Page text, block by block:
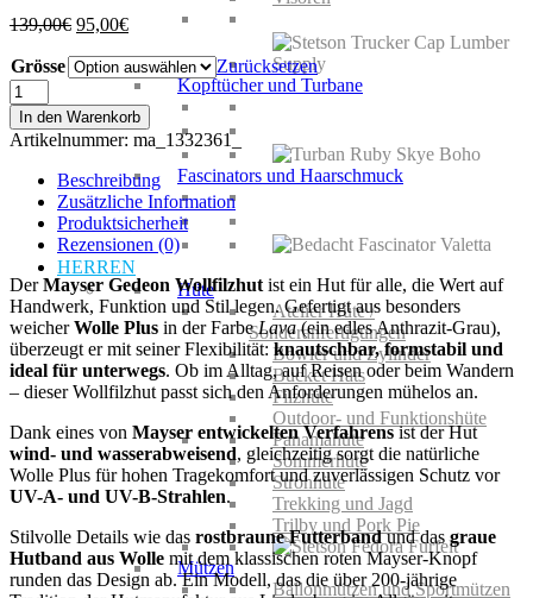
Kopftücher und Turbane
Fascinators und Haarschmuck
HERREN
Hüte
Atelier Hüte /
Sonderanfertigungen
Bowler und Zylinder
Bucket Hats
Filzhüte
Outdoor- und Funktionshüte
Panamahüte
Sommerhüte
Strohhüte
Trekking und Jagd
Trilby und Pork Pie
Mützen
Ballonmützen und Sportmützen
139,00€ Ursprünglicher
war:
139,00€
95,00€Aktueller
ist:
95,00€.
Grösse
Zurücksetzen
Mayser
Gedeon
Wollfilzhut
Menge
In den Warenkorb
Artikelnummer: ma_1332361_
Beschreibung
Zusätzliche Information
Produktsicherheit
Rezensionen (0)
DerMayser Gedeon Wollfilzhut ist ein Hut für alle, die Wert auf
Handwerk, Funktion und Stil legen. Gefertigt aus besonders
weicherWolle Plus in der FarbeLava(ein edles Anthrazit-Grau),
überzeugt er mit seiner Flexibilität:knautschbar, formstabil und
ideal für unterwegs. Ob im Alltag, auf Reisen oder beim Wandern
– dieser Wollfilzhut passt sich den Anforderungen mühelos an.
Dank eines von Mayser entwickelten Verfahrensist der Hut
wind- und wasserabweisend, gleichzeitig sorgt die natürliche
Wolle Plus für hohen Tragekomfort und zuverlässigen Schutz vor
UV-A- und UV-B-Strahlen.
Stilvolle Details wie das rostbraune Futterbandund dasgraue
Hutband aus Wolle mit dem klassischen roten Mayser-Knopf
runden das Design ab. Ein Modell, das die über 200-jährige